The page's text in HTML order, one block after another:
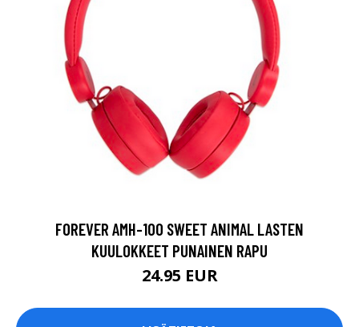
FOREVER AMH-100 SWEET ANIMAL LASTEN
KUULOKKEET PUNAINEN RAPU
24.95 EUR